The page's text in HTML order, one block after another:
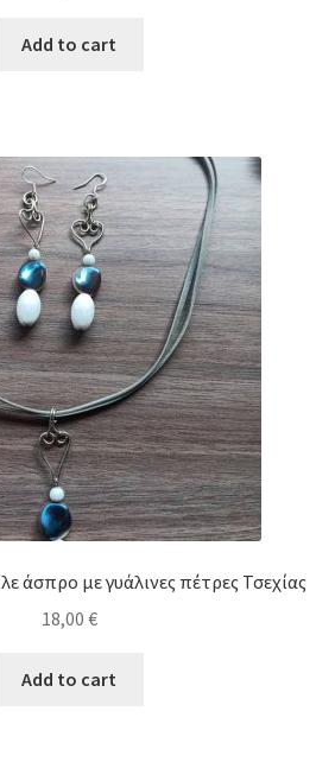
Add to cart
άσπρο με γυάλινες πέτρες Τσεχίας
18,00 €
Add to cart